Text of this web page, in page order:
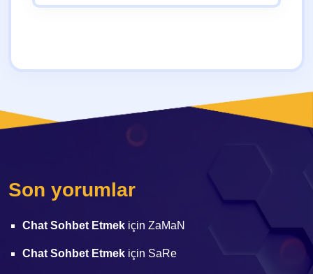
Son yorumlar
Chat Sohbet Etmek için ZaMaN
Chat Sohbet Etmek için SaRe